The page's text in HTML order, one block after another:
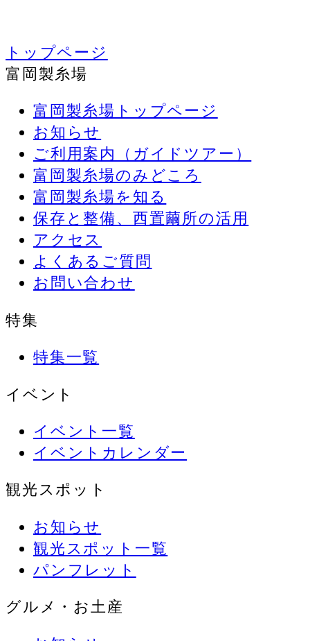
トップページ
富岡製糸場
富岡製糸場トップページ
お知らせ
ご利用案内（ガイドツアー）
富岡製糸場のみどころ
富岡製糸場を知る
保存と整備、西置繭所の活用
アクセス
よくあるご質問
お問い合わせ
特集
特集一覧
イベント
イベント一覧
イベントカレンダー
観光スポット
お知らせ
観光スポット一覧
パンフレット
グルメ・お土産